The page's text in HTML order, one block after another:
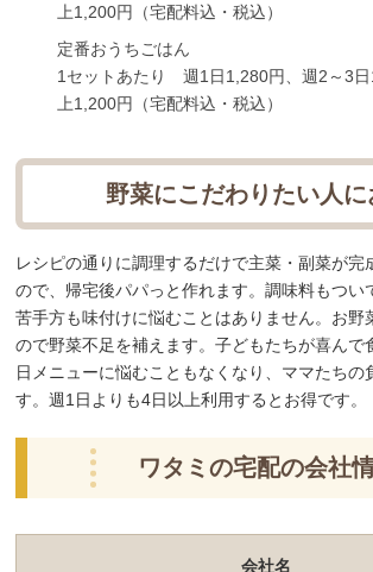
上1,200円（宅配料込・税込）
定番おうちごはん
1セットあたり 週1日1,280円、週2～3日
上1,200円（宅配料込・税込）
野菜にこだわりたい人に
レシピの通りに調理するだけで主菜・副菜が完
ので、帰宅後パパっと作れます。調味料もつい
苦手方も味付けに悩むことはありません。 お野
ので野菜不足を補えます。子どもたちが喜んで
日メニューに悩むこともなくなり、ママたちの
す。週1日よりも4日以上利用するとお得です。
ワタミの宅配の会社
会社名